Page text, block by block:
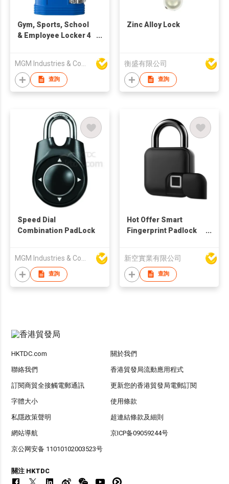
Gym, Sports, School
& Employee Locker 4
查詢
Zinc Alloy Lock
衡盛有限公司
查詢
Speed Dial
Combination PadLock
查詢
Hot Offer Smart
Fingerprint Padlock
新空實業有限公司
查詢
HKTDC.com 關於我們
聯絡我們 香港貿發局流動應用程式
訂閱商貿全接觸電郵通訊 更新您的香港貿發局電郵訂閱
字體大小 使用條款
私隱政策聲明 超連結條款及細則
網站導航 京ICP备09059244号
京公网安备 11010102003523号
關注 HKTDC